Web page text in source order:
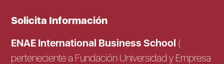
Solicita Información
ENAE International Business School (
perteneciente a Fundación Universidad y Empresa